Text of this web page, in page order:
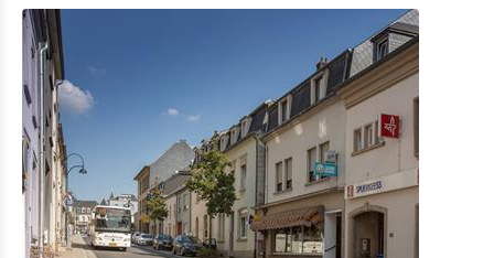
Indoor aktiviteiten
Eat & Sleep
Agenda
Nieuws